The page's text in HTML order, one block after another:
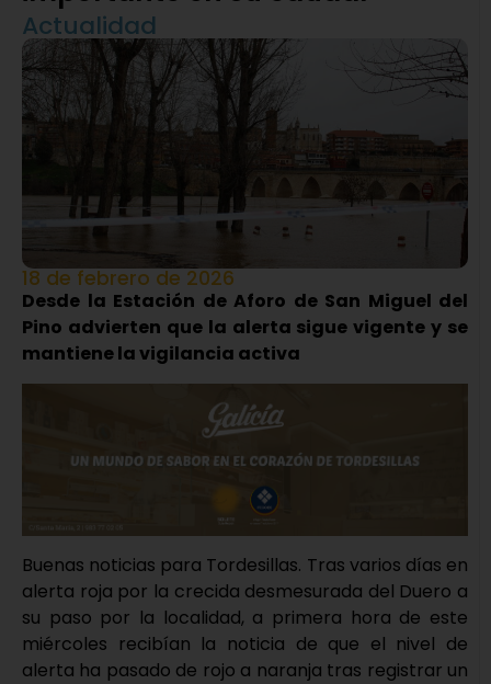
Actualidad
18 de febrero de 2026
Desde la Estación de Aforo de San Miguel del
Pino advierten que la alerta sigue vigente y se
mantiene la vigilancia activa
Buenas noticias para Tordesillas. Tras varios días en
alerta roja por la crecida desmesurada del Duero a
su paso por la localidad, a primera hora de este
miércoles recibían la noticia de que el nivel de
alerta ha pasado de rojo a naranja tras registrar un